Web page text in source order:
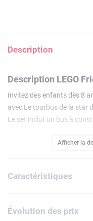
Description
Description LEGO
Invitez des enfants dès 8
avec Le tourbus de la star
Le set inclut un bus à
racontent l'histoire de la
Liann venant lui rendre
coulisses avec un studio
guitare, des lits et une salle
Afficher la
Caractéristiques
Évolution des prix